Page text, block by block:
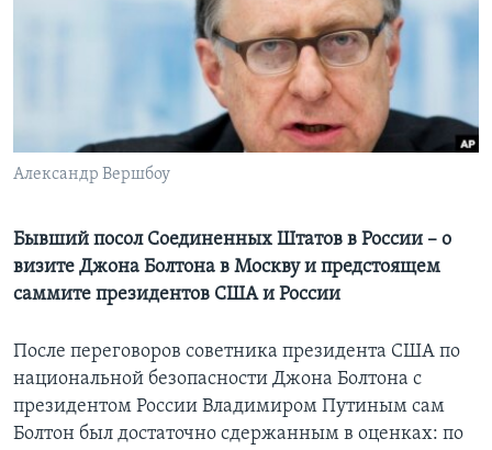
Александр Вершбоу
Бывший посол Соединенных Штатов в России – о
визите Джона Болтона в Москву и предстоящем
саммите президентов США и России
После переговоров советника президента США по
национальной безопасности Джона Болтона с
президентом России Владимиром Путиным сам
Болтон был достаточно сдержанным в оценках: по